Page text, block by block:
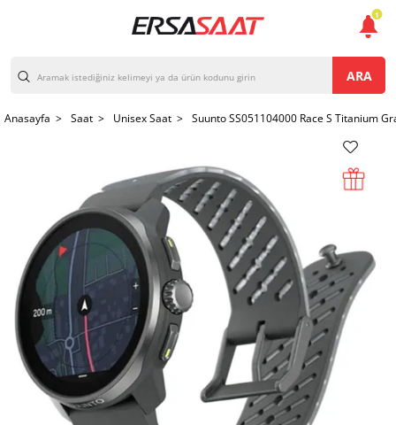
ARA
Anasayfa > Saat > Unisex Saat > Suunto SS051104000 Race S Titanium
1